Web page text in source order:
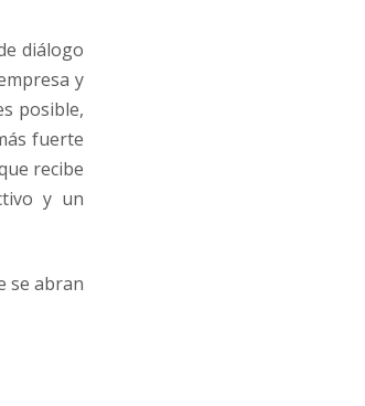
diálogo
y
posible,
fuerte
recibe
y un
se abran